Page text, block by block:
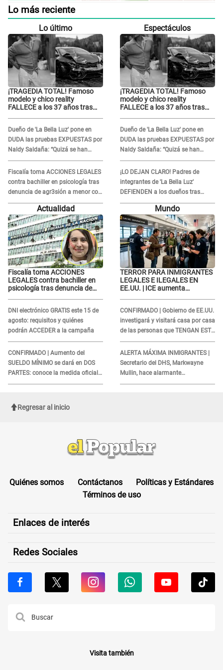
Lo más reciente
Lo último
¡TRAGEDIA TOTAL! Famoso
modelo y chico reality
FALLECE a los 37 años tras
Dueño de 'La Bella Luz' pone en
DUDA las pruebas EXPUESTAS por
Naldy Saldaña: “Quizá se han
editado...”
Fiscalía toma ACCIONES LEGALES
contra bachiller en psicología tras
denuncia de agr3sión a menor con
autismo
Espectáculos
¡TRAGEDIA TOTAL! Famoso
modelo y chico reality
FALLECE a los 37 años tras
Dueño de 'La Bella Luz' pone en
DUDA las pruebas EXPUESTAS por
Naldy Saldaña: “Quizá se han
editado...”
¡LO DEJAN CLARO! Padres de
integrantes de 'La Bella Luz'
DEFIENDEN a los dueños tras
denuncia: “Nunca vimos nada...”
Actualidad
Fiscalía toma ACCIONES
LEGALES contra bachiller en
psicología tras denuncia de
DNI electrónico GRATIS este 15 de
agosto: requisitos y quiénes
podrán ACCEDER a la campaña
CONFIRMADO | Aumento del
SUELDO MÍNIMO se dará en DOS
PARTES: conoce la medida oficial
del Ministerio de Economía
Mundo
TERROR PARA INMIGRANTES
LEGALES E ILEGALES EN
EE.UU. | ICE aumenta
CONFIRMADO | Gobierno de EE.UU.
investigará y visitará casa por casa
de las personas que TENGAN ESTE
TRABAJO
ALERTA MÁXIMA INMIGRANTES |
Secretario del DHS, Markwayne
Mullin, hace alarmante
declaración: "Ahora vamos por
Regresar al inicio
Quiénes somos Contáctanos
Políticas y Estándares
Términos de uso
Enlaces de interés
Redes Sociales
Visita también